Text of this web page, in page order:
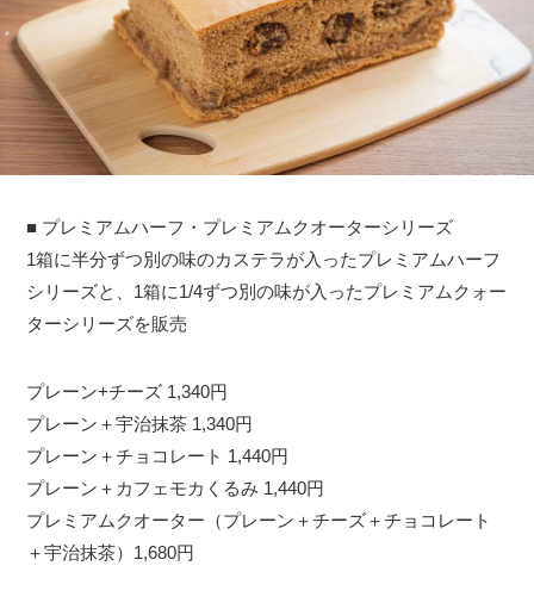
■ プレミアムハーフ・プレミアムクオーターシリーズ
1箱に半分ずつ別の味のカステラが入ったプレミアムハーフ
シリーズと、1箱に1/4ずつ別の味が入ったプレミアムクォー
ターシリーズを販売
プレーン+チーズ 1,340円
プレーン＋宇治抹茶 1,340円
プレーン＋チョコレート 1,440円
プレーン＋カフェモカくるみ 1,440円
プレミアムクオーター（プレーン＋チーズ＋チョコレート
＋宇治抹茶）1,680円